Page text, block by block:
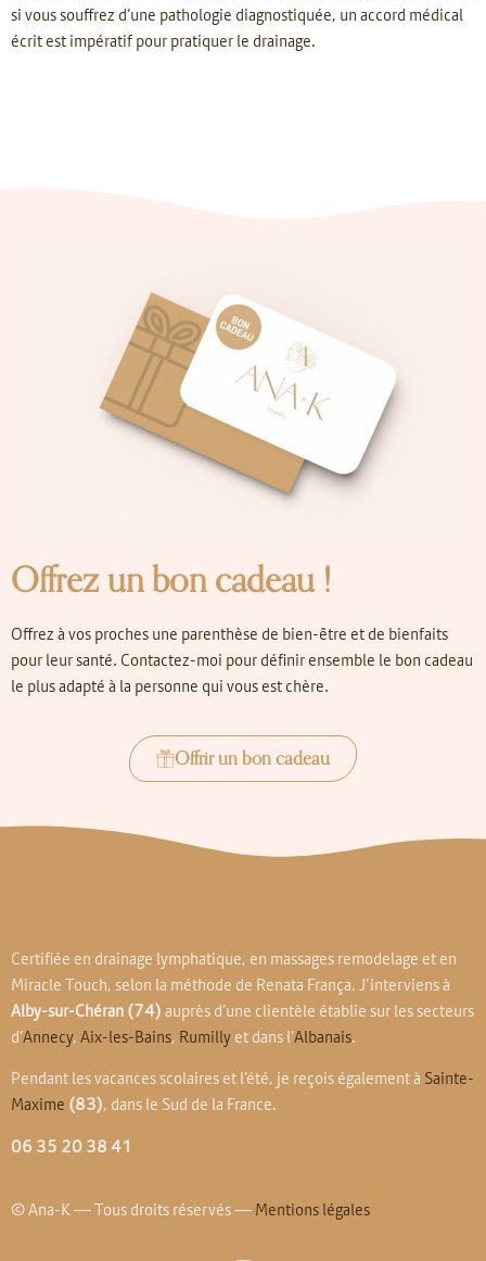
si vous souffrez d’une pathologie diagnostiquée, un accord médical
écrit est impératif pour pratiquer le drainage.
Offrez un bon cadeau !
Offrez à vos proches une parenthèse de bien-être et de bienfaits
pour leur santé. Contactez-moi pour définir ensemble le bon cadeau
le plus adapté à la personne qui vous est chère.
Offrir un bon cadeau
Certifiée en drainage lymphatique, en massages remodelage et en
Miracle Touch, selon la méthode de Renata França. J’interviens à
Alby-sur-Chéran (74) auprès d’une clientèle établie sur les secteurs
d’Annecy, Aix-les-Bains, Rumilly et dans l’Albanais.
Pendant les vacances scolaires et l’été, je reçois également à Sainte-
Maxime (83), dans le Sud de la France.
06 35 20 38 41
© Ana-K — Tous droits réservés — Mentions légales